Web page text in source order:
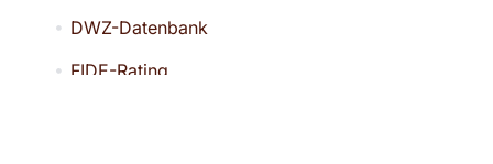
DWZ-Datenbank
FIDE-Rating